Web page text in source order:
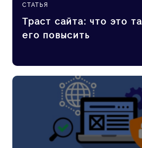
СТАТЬЯ
Траст сайта: что это
его повысить